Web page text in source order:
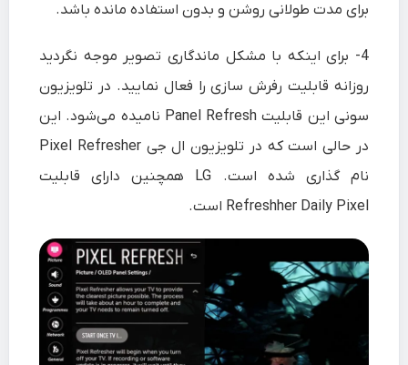
برای مدت طولانی روشن و بدون استفاده مانده باشد.
4-
برای اینکه با مشکل ماندگاری تصویر موجه نگردید
روزانه قابلیت رفرش سازی را فعال نمایید. در تلویزیون
سونی این قابلیت Panel Refresh نامیده می‌شود. این
در حالی است که در تلویزیون ال جی Pixel Refresher
نام گذاری شده است. LG همچنین دارای قابلیت
Refreshher Daily Pixel است.